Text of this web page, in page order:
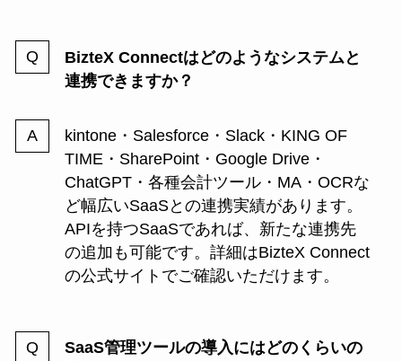
BizteX Connectはどのようなシステムと
連携できますか？
kintone・Salesforce・Slack・KING OF
TIME・SharePoint・Google Drive・
ChatGPT・各種会計ツール・MA・OCRな
ど幅広いSaaSとの連携実績があります。
APIを持つSaaSであれば、新たな連携先
の追加も可能です。詳細はBizteX Connect
の公式サイトでご確認いただけます。
SaaS管理ツールの導入にはどのくらいの